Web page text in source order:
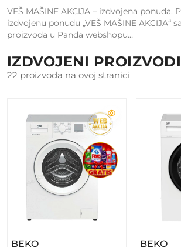
VEŠ MAŠINE AKCIJA – izdvojena ponuda.
izdvojenu ponudu „VEŠ MAŠINE AKCIJA“
proizvoda u Panda webshopu…
IZDVOJENI PROIZVODI
22 proizvoda na ovoj stranici
BEKO– BEKO Veš Mašina BEKO–